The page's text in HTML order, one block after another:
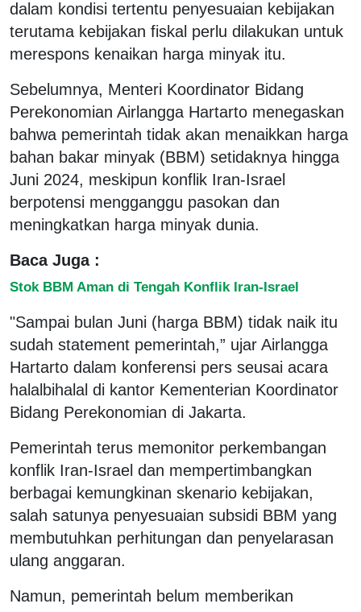
dalam kondisi tertentu penyesuaian kebijakan
terutama kebijakan fiskal perlu dilakukan untuk
merespons kenaikan harga minyak itu.
Sebelumnya, Menteri Koordinator Bidang
Perekonomian Airlangga Hartarto menegaskan
bahwa pemerintah tidak akan menaikkan harga
bahan bakar minyak (BBM) setidaknya hingga
Juni 2024, meskipun konflik Iran-Israel
berpotensi mengganggu pasokan dan
meningkatkan harga minyak dunia.
Baca Juga :
Stok BBM Aman di Tengah Konflik Iran-Israel
"Sampai bulan Juni (harga BBM) tidak naik itu
sudah statement pemerintah,” ujar Airlangga
Hartarto dalam konferensi pers seusai acara
halalbihalal di kantor Kementerian Koordinator
Bidang Perekonomian di Jakarta.
Pemerintah terus memonitor perkembangan
konflik Iran-Israel dan mempertimbangkan
berbagai kemungkinan skenario kebijakan,
salah satunya penyesuaian subsidi BBM yang
membutuhkan perhitungan dan penyelarasan
ulang anggaran.
Namun, pemerintah belum memberikan